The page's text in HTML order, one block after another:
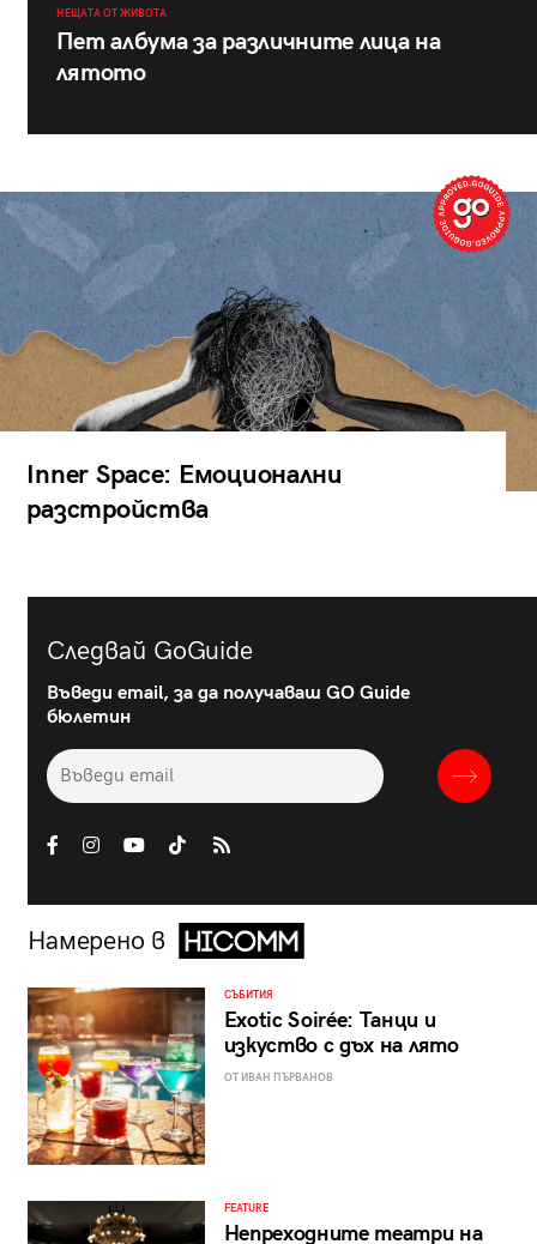
НЕЩАТА ОТ ЖИВОТА
Пет албума за различните лица на
лятото
Inner Space: Емоционални
разстройства
Следвай GoGuide
Въведи email, за да получаваш GO Guide
бюлетин
Намерено в
СЪБИТИЯ
Exotic Soirée: Танци и
изкуство с дъх на лято
ОТ ИВАН ПЪРВАНОВ
FEATURE
Непреходните театри на